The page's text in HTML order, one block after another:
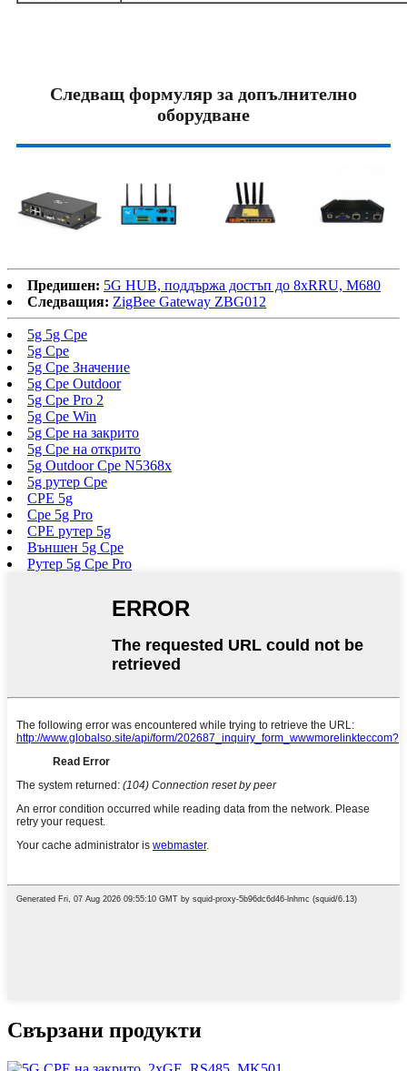
Следващ формуляр за допълнително
оборудване
Предишен: 5G HUB, поддържа достъп до 8xRRU, M680
Следващия: ZigBee Gateway ZBG012
5g 5g Cpe
5g Cpe
5g Cpe Значение
5g Cpe Outdoor
5g Cpe Pro 2
5g Cpe Win
5g Cpe на закрито
5g Cpe на открито
5g Outdoor Cpe N5368x
5g рутер Cpe
CPE 5g
Cpe 5g Pro
CPE рутер 5g
Външен 5g Cpe
Рутер 5g Cpe Pro
Свързани продукти